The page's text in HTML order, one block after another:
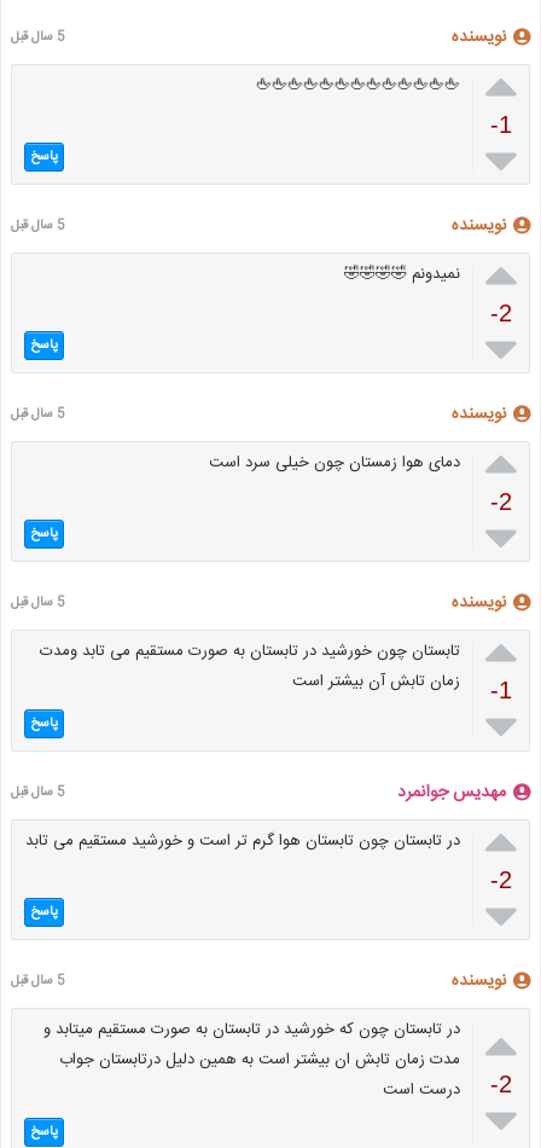
نویسنده 5 سال قبل

-1

🖕🖕🖕🖕🖕🖕🖕🖕🖕🖕🖕🖕🖕
پاسخ
نویسنده 5 سال قبل

-2

نمیدونم 🤣🤣🤣🤣
پاسخ
نویسنده 5 سال قبل

-2

دمای هوا زمستان چون خیلی سرد است
پاسخ
نویسنده 5 سال قبل

-1

تابستان چون خورشید در تابستان به صورت مستقیم می تابد ومدت
زمان تابش آن بیشتر است
پاسخ
مهدیس جوانمرد 5 سال قبل

-2

در تابستان چون تابستان هوا گرم تر است و خورشید مستقیم می تابد
پاسخ
نویسنده 5 سال قبل

-2

در تابستان چون که خورشید در تابستان به صورت مستقیم میتابد و
مدت زمان تابش ان بیشتر است به همین دلیل درتابستان جواب
درست است
پاسخ